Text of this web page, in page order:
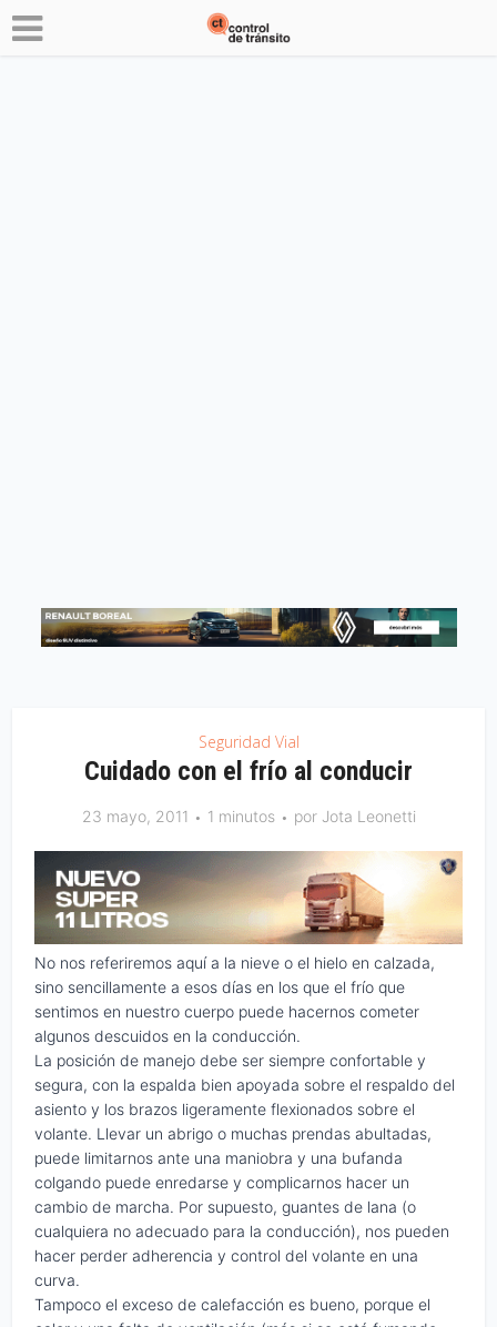
Seguridad Vial
Cuidado con el frío al conducir
23 mayo, 2011 1 minutos por Jota Leonetti
No nos referiremos aquí a la nieve o el hielo en calzada,
sino sencillamente a esos días en los que el frío que
sentimos en nuestro cuerpo puede hacernos cometer
algunos descuidos en la conducción.
La posición de manejo debe ser siempre confortable y
segura, con la espalda bien apoyada sobre el respaldo del
asiento y los brazos ligeramente flexionados sobre el
volante. Llevar un abrigo o muchas prendas abultadas,
puede limitarnos ante una maniobra y una bufanda
colgando puede enredarse y complicarnos hacer un
cambio de marcha. Por supuesto, guantes de lana (o
cualquiera no adecuado para la conducción), nos pueden
hacer perder adherencia y control del volante en una
curva.
Tampoco el exceso de calefacción es bueno, porque el